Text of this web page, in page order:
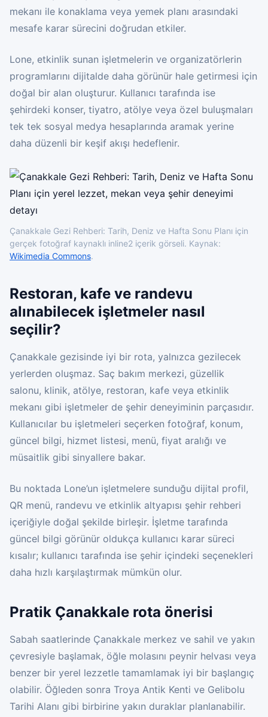
mekanı ile konaklama veya yemek planı arasındaki
mesafe karar sürecini doğrudan etkiler.
Lone, etkinlik sunan işletmelerin ve organizatörlerin
programlarını dijitalde daha görünür hale getirmesi için
doğal bir alan oluşturur. Kullanıcı tarafında ise
şehirdeki konser, tiyatro, atölye veya özel buluşmaları
tek tek sosyal medya hesaplarında aramak yerine
daha düzenli bir keşif akışı hedeflenir.
Çanakkale Gezi Rehberi: Tarih, Deniz ve Hafta Sonu Planı için
gerçek fotoğraf kaynaklı inline2 içerik görseli. Kaynak:
Wikimedia Commons.
Restoran, kafe ve randevu
alınabilecek işletmeler nasıl
seçilir?
Çanakkale gezisinde iyi bir rota, yalnızca gezilecek
yerlerden oluşmaz. Saç bakım merkezi, güzellik
salonu, klinik, atölye, restoran, kafe veya etkinlik
mekanı gibi işletmeler de şehir deneyiminin parçasıdır.
Kullanıcılar bu işletmeleri seçerken fotoğraf, konum,
güncel bilgi, hizmet listesi, menü, fiyat aralığı ve
müsaitlik gibi sinyallere bakar.
Bu noktada Lone’un işletmelere sunduğu dijital profil,
QR menü, randevu ve etkinlik altyapısı şehir rehberi
içeriğiyle doğal şekilde birleşir. İşletme tarafında
güncel bilgi görünür oldukça kullanıcı karar süreci
kısalır; kullanıcı tarafında ise şehir içindeki seçenekleri
daha hızlı karşılaştırmak mümkün olur.
Pratik Çanakkale rota önerisi
Sabah saatlerinde Çanakkale merkez ve sahil ve yakın
çevresiyle başlamak, öğle molasını peynir helvası veya
benzer bir yerel lezzetle tamamlamak iyi bir başlangıç
olabilir. Öğleden sonra Troya Antik Kenti ve Gelibolu
Tarihi Alanı gibi birbirine yakın duraklar planlanabilir.